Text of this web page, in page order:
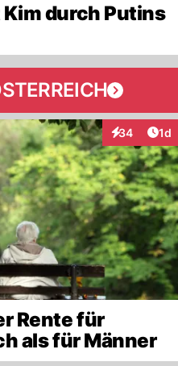
durch Putins
34
Interaktionen
1d
Rente für
als für Männer